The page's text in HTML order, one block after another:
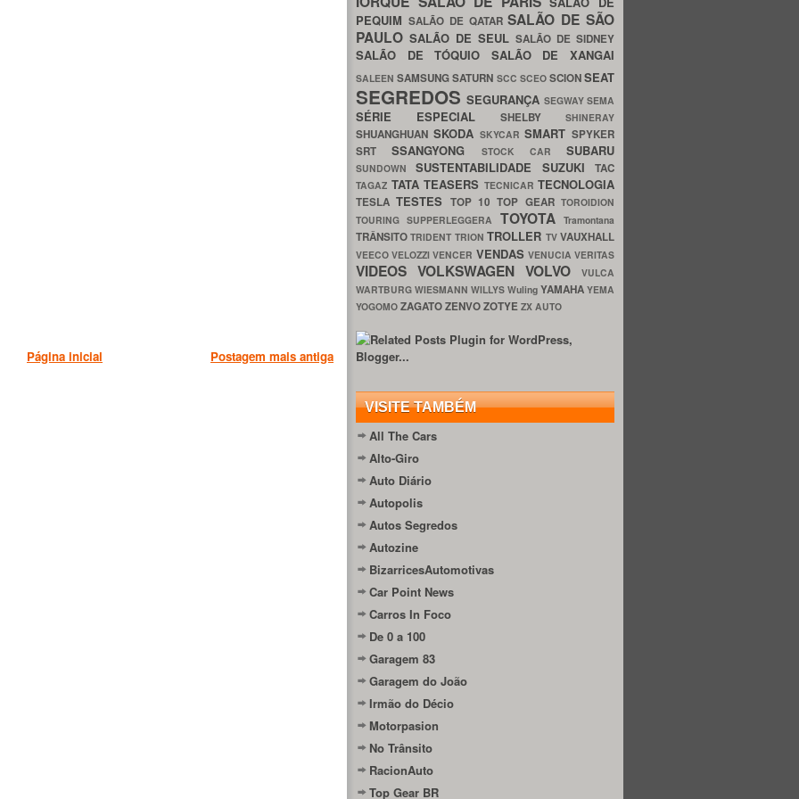
Postagem mais antiga
Página inicial
PEQUIM SALÃO DE QATARSALÃO DE SÃO
PAULO SALÃO DE SEUL SALÃO DE SIDNEY
SALÃO DE TÓQUIO SALÃO DE XANGAI
SALEENSAMSUNGSATURN SCC SCEO SCIONSEAT
SEGREDOSSEGURANÇA SEGWAYSEMA
SÉRIE ESPECIAL SHELBY SHINERAY
SHUANGHUAN SKODA SKYCARSMART SPYKER
SRTSSANGYONG STOCK CAR SUBARU
SUNDOWNSUSTENTABILIDADE SUZUKITAC
TAGAZ TATA TEASERS TECNICAR TECNOLOGIA
TESLATESTES TOP 10TOP GEARTOROIDION
TOURING SUPPERLEGGERA TOYOTATramontana
TRÂNSITOTRIDENT TRIONTROLLER TVVAUXHALL
VEECOVELOZZIVENCER VENDAS VENUCIAVERITAS
VIDEOS VOLKSWAGEN VOLVO
VULCA
WARTBURG WIESMANN WILLYS Wuling YAMAHA YEMA
YOGOMO ZAGATOZENVOZOTYE ZX AUTO
VISITE TAMBÉM
All The Cars
Alto-Giro
Auto Diário
Autopolis
Autos Segredos
Autozine
BizarricesAutomotivas
Car Point News
Carros In Foco
De 0 a 100
Garagem 83
Garagem do João
Irmão do Décio
Motorpasion
No Trânsito
RacionAuto
Top Gear BR